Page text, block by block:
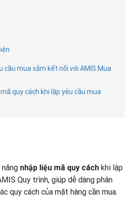
cầu mua sắm kết nối với AMIS Mua
quy cách khi lập yêu cầu mua
nhập liệu mã quy cách khi lập
Quy trình, giúp dễ dàng phân
quy cách của mặt hàng cần mua.